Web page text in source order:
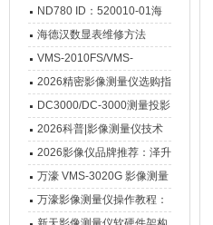
ND780 ID：520010-01海
德汉数显表故障维修内容
海德汉数显表维修方法
VMS-2010FS/VMS-
3020FS/VMS-4030FS手动
影像测量仪技术参数
2026精密影像测量仪选购指
南 靠谱品牌一站式选型推荐
DC3000/DC-3000测量投影
仪万濠数据处理器数显表故
障维修方法
2026科普|影像测量仪技术
原理、分类及选型应用
2026影像仪品牌推荐：泽升
影像测量仪选型指南
万濠 VMS-3020G 影像测量
仪技术规格与应用解析
万濠影像测量仪操作教程：
从开机到出报告，新手也能